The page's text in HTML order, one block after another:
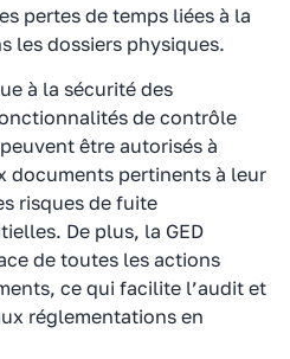
pertes de temps liées à la
les dossiers physiques.
à la sécurité des
de contrôle
être autorisés à
documents pertinents à leur
risques de fuite
De plus, la GED
de toutes les actions
ce qui facilite l’audit et
réglementations en